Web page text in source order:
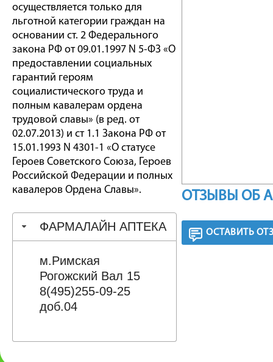
осуществляется только для
льготной категории граждан на
основании ст. 2 Федерального
закона РФ от 09.01.1997 N 5-ФЗ «О
предоставлении социальных
гарантий героям
социалистического труда и
полным кавалерам ордена
трудовой славы» (в ред. от
02.07.2013) и ст 1.1 Закона РФ от
15.01.1993 N 4301-1 «О статусе
Героев Советского Союза, Героев
Российской Федерации и полных
кавалеров Ордена Славы».
ФАРМАЛАЙН АПТЕКА
м.Римская
Рогожский Вал 15
8(495)255-09-25
доб.04
ОТЗЫВЫ ОБ
ОСТАВИТЬ